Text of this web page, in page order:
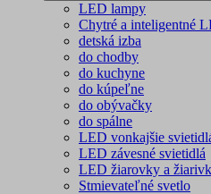
LED lampy
Chytré a inteligentné
detská izba
do chodby
do kuchyne
do kúpeľne
do obývačky
do spálne
LED vonkajšie
LED závesné svietidlá
LED žiarovky a
Stmievateľné svetlo